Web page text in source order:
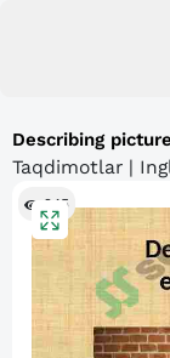
Describing
Taqdimotlar |
245